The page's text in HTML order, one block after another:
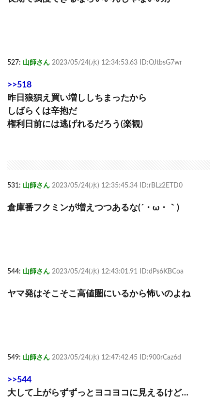
527: 山師さん 2023/05/24(水) 12:34:53.63 ID:OJtbsG7wr
>>518
昨日狼狽え買い増ししちまったから
しばらくは辛抱だ
権利日前には逃げれるだろう(楽観)
531: 山師さん 2023/05/24(水) 12:35:45.34 ID:rBLz2ETD0
倉庫番フクミンが増えつつあるな(´・ω・｀)
544: 山師さん 2023/05/24(水) 12:43:01.91 ID:dPs6KBCoa
ヤマ発はそこそこ高値圏にいるから怖いのよね
549: 山師さん 2023/05/24(水) 12:47:42.45 ID:900rCaz6d
>>544
大して上がらずずっとヨコヨコに見えるけど…